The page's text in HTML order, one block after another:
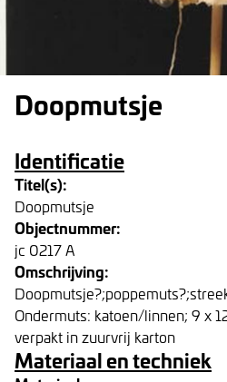
Doopmutsje
Identificatie
Titel(s):
Doopmutsje
Objectnummer:
jc 0217 A
Omschrijving:
Ondermuts: katoen/linnen; 9 x
verpakt in zuurvrij karton
Materiaal en techniek